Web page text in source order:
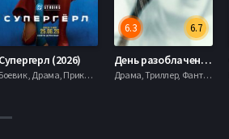
Супергерл (2026)
Боевик , Драма, Приключения, Фантастика,
6.7
6.3
День разоблачения (2026)
Драма, Триллер, Фантастика,